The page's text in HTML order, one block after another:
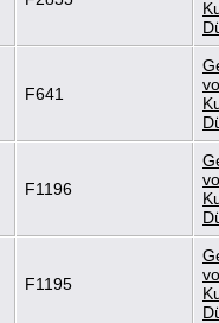
F641
F1196
F1195